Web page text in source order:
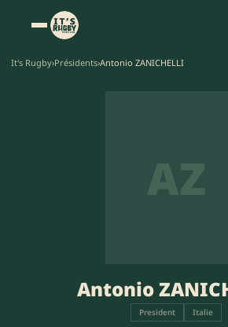
It's Rugby›Présidents›Antonio ZANICHELLI
AZ
Antonio
President Italie